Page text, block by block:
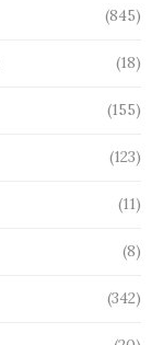
(845)
(18)
(155)
(123)
(11)
(8)
(342)